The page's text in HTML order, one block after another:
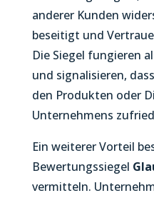
anderer Kunden
beseitigt und
Die Siegel fungieren
und signalisieren,
den Produkten oder
Unternehmens
Ein weiterer Vorteil
Bewertungssiegel
vermitteln.